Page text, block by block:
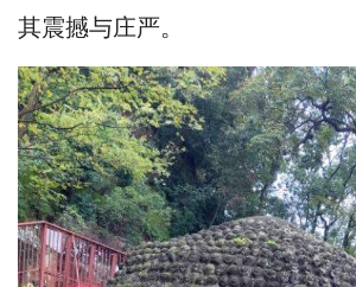
其震撼与庄严。